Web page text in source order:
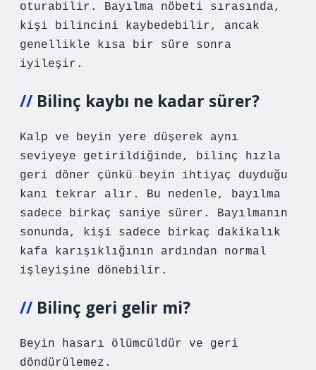
oturabilir. Bayılma nöbeti sırasında,
kişi bilincini kaybedebilir, ancak
genellikle kısa bir süre sonra
iyileşir.
Bilinç kaybı ne kadar sürer?
Kalp ve beyin yere düşerek aynı
seviyeye getirildiğinde, bilinç hızla
geri döner çünkü beyin ihtiyaç duyduğu
kanı tekrar alır. Bu nedenle, bayılma
sadece birkaç saniye sürer. Bayılmanın
sonunda, kişi sadece birkaç dakikalık
kafa karışıklığının ardından normal
işleyişine dönebilir.
Bilinç geri gelir mi?
Beyin hasarı ölümcüldür ve geri
döndürülemez.